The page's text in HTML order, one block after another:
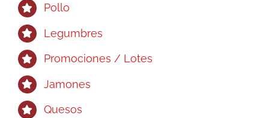
Pollo
Legumbres
Promociones / Lotes
Jamones
Quesos